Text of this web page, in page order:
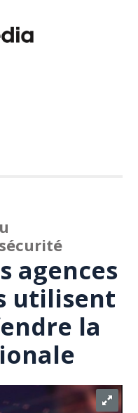
agences
utilisent
la